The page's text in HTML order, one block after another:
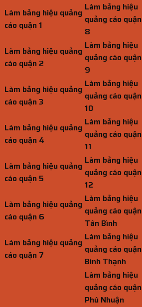
Làm bảng hiệu quảng
cáo quận 1
Làm bảng hiệu
quảng cáo quận
8
Làm bảng hiệu quảng
cáo quận 2
Làm bảng hiệu
quảng cáo quận
9
Làm bảng hiệu quảng
cáo quận 3
Làm bảng hiệu
quảng cáo quận
10
Làm bảng hiệu quảng
cáo quận 4
Làm bảng hiệu
quảng cáo quận
11
Làm bảng hiệu quảng
cáo quận 5
Làm bảng hiệu
quảng cáo quận
12
Làm bảng hiệu quảng
cáo quận 6
Làm bảng hiệu
quảng cáo quận
Tân Bình
Làm bảng hiệu quảng
cáo quận 7
Làm bảng hiệu
quảng cáo quận
Bình Thạnh
Làm bảng hiệu
quảng cáo quận
Phú Nhuận